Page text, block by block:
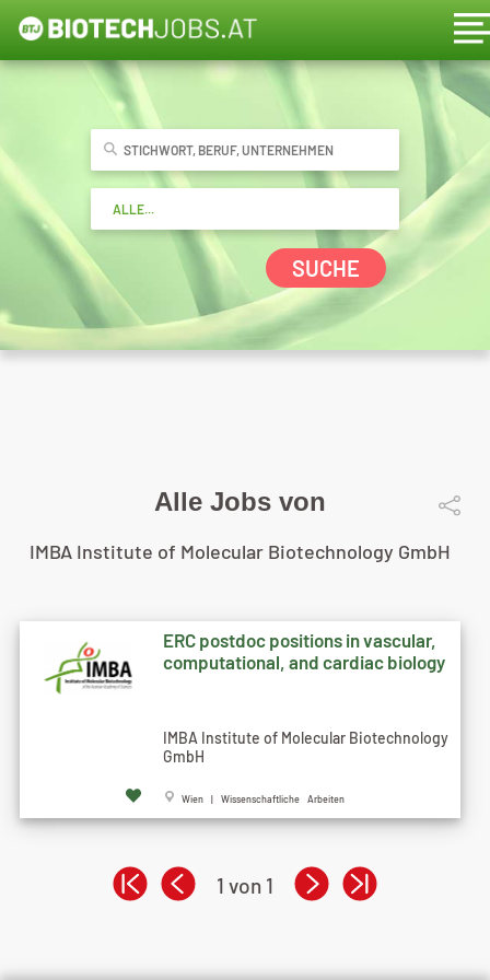
SUCHE
Alle Jobs von
IMBA Institute of Molecular Biotechnology GmbH
ERC postdoc positions in vascular,
computational, and cardiac biology
IMBA Institute of Molecular Biotechnology
GmbH
Wien | Wissenschaftliche Arbeiten
1 von 1